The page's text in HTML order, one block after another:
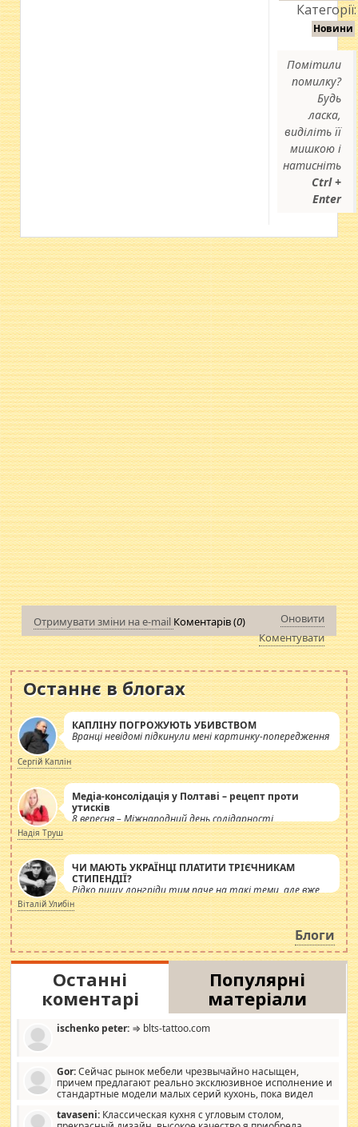
Категорії:
Новини
Помітили
помилку?
Будь
ласка,
виділіть її
мишкою і
натисніть
Ctrl +
Enter
Отримувати зміни на e-mail Коментарів (0)
Оновити
Коментувати
Останнє в блогах
КАПЛІНУ ПОГРОЖУЮТЬ УБИВСТВОМ
Вранці невідомі підкинули мені картинку-попередження
Сергій Каплін
Медіа-консолідація у Полтаві – рецепт проти
утисків
8 вересня – Міжнародний день солідарності
журналістів.
Надія Труш
ЧИ МАЮТЬ УКРАЇНЦІ ПЛАТИТИ ТРІЄЧНИКАМ
СТИПЕНДІЇ?
Рідко пишу лонгріди тим паче на такі теми, але вже
просто дістало! Обурюють сьогоднішні інсенуації
навколо стипендіального питання. Штучно
роздувається ще одна соціальна катастрофа.
Віталій Улибін
Блоги
Останні
коментарі
Популярні
матеріали
ischenko peter: ⇒ blts-tattoo.com
Gor:Сейчас рынок мебели чрезвычайно насыщен,
причем предлагают реально эксклюзивное исполнение и
стандартные модели малых серий кухонь, пока видел
стандартные формы, в MebelOk, креативненько и что главное -
tavaseni: Классическая кухня с угловым столом,